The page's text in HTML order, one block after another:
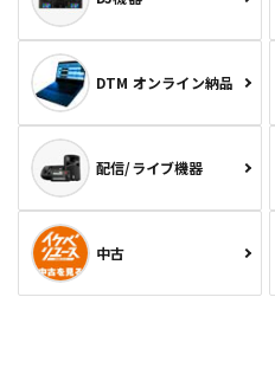
DTM オンライン納品
配信/ライブ機器
中古